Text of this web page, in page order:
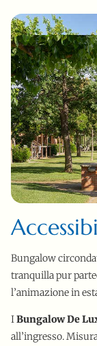
Bungalow
tranquilla pur
l’animazione in
IBungalow De
all’ingresso.